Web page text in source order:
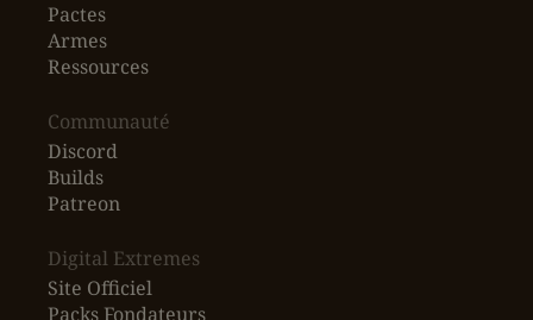
Pactes
Armes
Ressources
‎Communauté
Discord
Builds
Patreon
Digital Extremes
Site Officiel
Packs Fondateurs